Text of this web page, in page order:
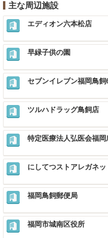
主な周辺施設
エディオン六本松店
早緑子供の園
セブンイレブン福岡鳥
ツルハドラッグ鳥飼店
特定医療法人弘医会福岡
にしてつストアレガネッ
福岡鳥飼郵便局
福岡市城南区役所